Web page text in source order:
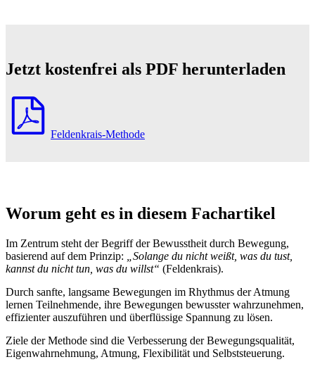
Jetzt kostenfrei als PDF herunterladen
Feldenkrais-Methode
Worum geht es in diesem Fachartikel
Im Zentrum steht der Begriff der Bewusstheit durch Bewegung,
basierend auf dem Prinzip:
„Solange du nicht weißt, was du tust,
kannst du nicht tun, was du willst“ (Feldenkrais).
Durch sanfte, langsame Bewegungen im Rhythmus der Atmung
lernen Teilnehmende, ihre Bewegungen bewusster wahrzunehmen,
effizienter auszuführen und überflüssige Spannung zu lösen.
Ziele der Methode sind die Verbesserung der Bewegungsqualität,
Eigenwahrnehmung, Atmung, Flexibilität und Selbststeuerung.